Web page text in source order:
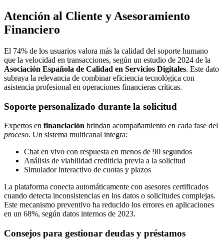
Atención al Cliente y Asesoramiento
Financiero
El 74% de los usuarios valora más la calidad del soporte humano
que la velocidad en transacciones, según un estudio de 2024 de la
Asociación Española de Calidad en Servicios Digitales. Este dato
subraya la relevancia de combinar eficiencia tecnológica con
asistencia profesional en operaciones financieras críticas.
Soporte personalizado durante la solicitud
Expertos en financiación brindan acompañamiento en cada fase del
proceso. Un sistema multicanal integra:
Chat en vivo con respuesta en menos de 90 segundos
Análisis de viabilidad crediticia previa a la solicitud
Simulador interactivo de cuotas y plazos
La plataforma conecta automáticamente con asesores certificados
cuando detecta inconsistencias en los datos o solicitudes complejas.
Este mecanismo preventivo ha reducido los errores en aplicaciones
en un 68%, según datos internos de 2023.
Consejos para gestionar deudas y préstamos